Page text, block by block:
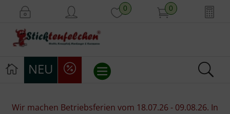
0 0
NEU
Wir machen Betriebsferien vom 18.07.26 - 09.08.26. In